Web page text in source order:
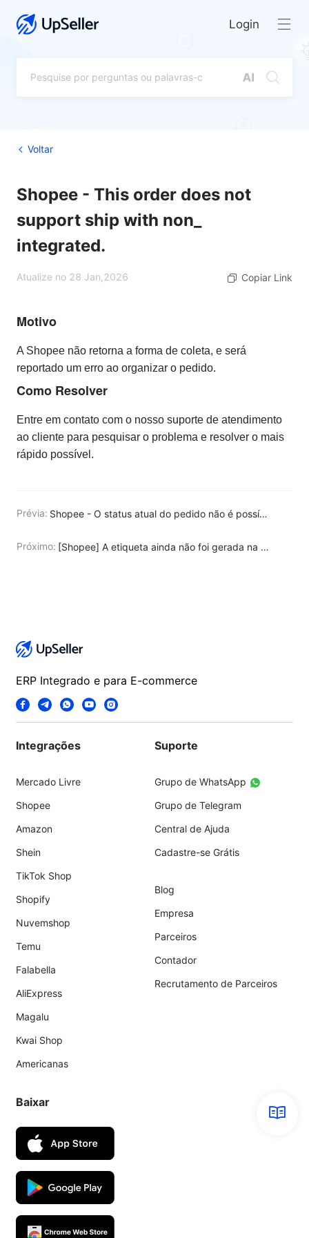
Login
Voltar
Shopee - This order does not
support ship with non_
integrated.
Atualize no 28 Jan,2026 Copiar Link
Motivo
A Shopee não retorna a forma de coleta, e será
reportado um erro ao organizar o pedido.
Como Resolver
Entre em contato com o nosso suporte de atendimento
ao cliente para pesquisar o problema e resolver o mais
rápido possível.
Prévia: Shopee - O status atual do pedido não é possível subir a nota fiscal, clique em solução para resolver.
Próximo: [Shopee] A etiqueta ainda não foi gerada na Central de Vendedores da Shopee, o que levou a etiqueta falhada. Por favor, clique em "Obter Etiquetas" novamente.
ERP Integrado e para E-commerce
Integrações
Mercado Livre
Shopee
Amazon
Shein
TikTok Shop
Shopify
Nuvemshop
Temu
Falabella
AliExpress
Magalu
Kwai Shop
Americanas
Suporte
Grupo de WhatsApp
Grupo de Telegram
Central de Ajuda
Cadastre-se Grátis
Blog
Empresa
Parceiros
Contador
Recrutamento de Parceiros
Baixar